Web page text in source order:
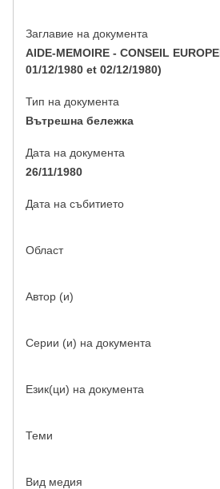
Заглавие на документа
AIDE-MEMOIRE - CONSEIL
01/12/1980 et 02/12/1980)
Тип на документа
Вътрешна бележка
Дата на документа
26/11/1980
Дата на събитието
Област
Автор (и)
Серии (и) на документа
Език(ци) на документа
Теми
Вид медия